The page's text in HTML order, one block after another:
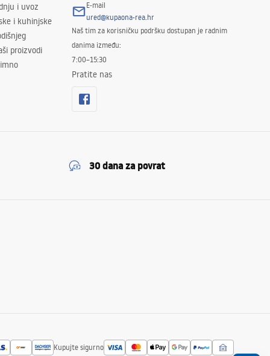
i uvoz
i kuhinjske
proizvodi
E-mail
ured@kupaona-rea.hr
Naš tim za korisničku podršku dostupan je radnim
danima između:
7:00–15:30
Pratite nas
30 dana za povrat
Kupujte sigurno